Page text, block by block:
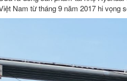
Nam từ tháng 9 năm 2017 hi vọng